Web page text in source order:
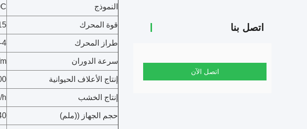
اتصل بنا
اتصل الآن
النموذج
قوة المحرك 15 كيلوواط 380
طراز المحرك 4
سرعة الدوران
إنتاج الأعلاف الحيوانية 400-
إنتاج الخشب h
حجم الجهاز ((ملم)